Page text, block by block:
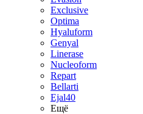
Exclusive
Optima
Hyaluform
Genyal
Linerase
Nucleoform
Repart
Bellarti
Ejal40
Ещё